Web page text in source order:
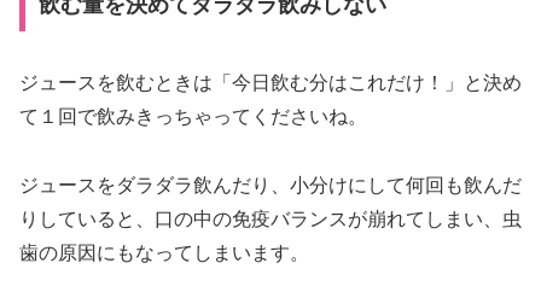
飲む量を決めてダラダラ飲みしない
ジュースを飲むときは「今日飲む分はこれだけ！」と決め
て１回で飲みきっちゃってくださいね。
ジュースをダラダラ飲んだり、小分けにして何回も飲んだ
りしていると、口の中の免疫バランスが崩れてしまい、虫
歯の原因にもなってしまいます。